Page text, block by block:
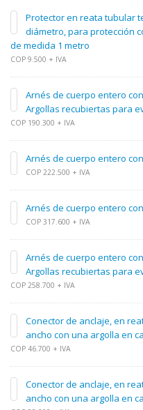
Protector en reata tubular
diámetro, para protección
de medida 1 metro
COP 9.500 + IVA
Arnés de cuerpo entero
Argollas recubiertas para
COP 190.300 + IVA
Arnés de cuerpo entero
COP 222.500 + IVA
Arnés de cuerpo entero
COP 317.600 + IVA
Arnés de cuerpo entero
Argollas recubiertas para
COP 258.700 + IVA
Conector de anclaje, en
ancho con una argolla en
COP 46.700 + IVA
Conector de anclaje, en
ancho con una argolla en